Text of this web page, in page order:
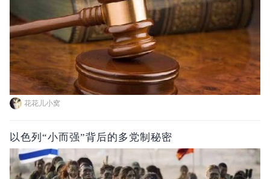
花花儿小窝
以色列“小而强”背后的多党制秘密